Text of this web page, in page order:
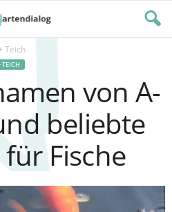
Teich
TEICH
von A-
beliebte
Fische